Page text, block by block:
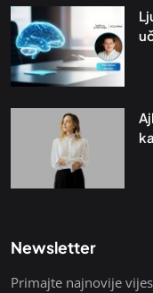
Newsletter
Primajte najnovije